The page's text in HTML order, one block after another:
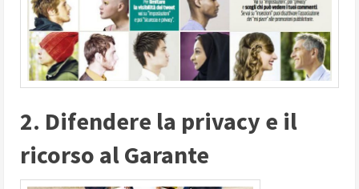
2. Difendere la privacy e il
ricorso al Garante